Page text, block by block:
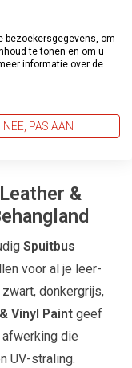
volgens de
nodig
dekking en
oppervlak klaar
maakt het snel
&
Spuitbus
voor al je leer-
donkergrijs,
Vinyl Paint geef
die
UV-straling.
bezoekersgegevens, om
te tonen en om u
informatie over de
NEE, PAS AAN